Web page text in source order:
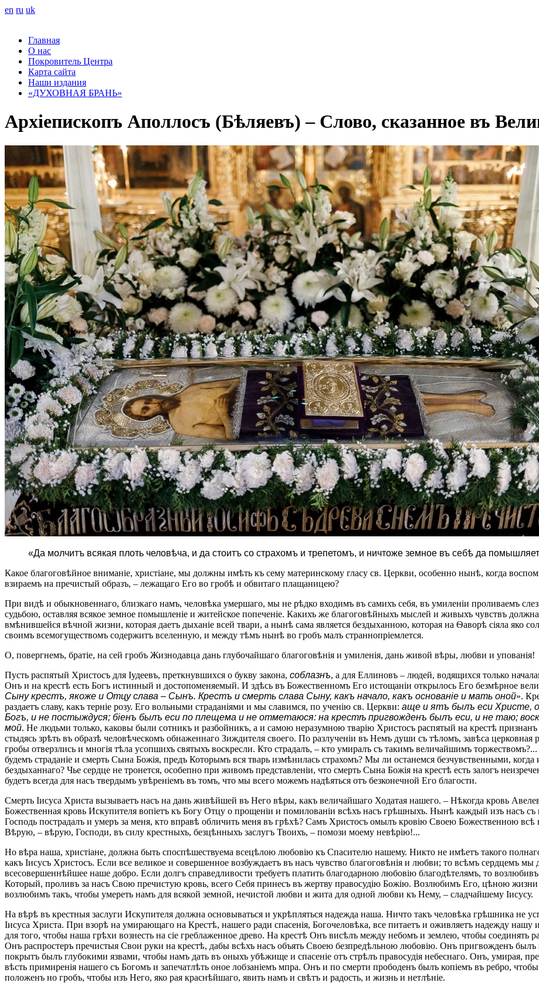
en ru uk
Главная
О нас
Покровитель Центра
Карта сайта
Наши издания
«ДУХОВНАЯ БРАНЬ»
Архіепископъ Аполлосъ (Бѣляевъ) – Слово, сказанное въ
«Да молчитъ всякая плоть человѣча, и да стоитъ со страхомъ и трепетомъ, и ничтоже земное въ себѣ да
Какое благоговѣйное вниманіе, христіане, мы должны имѣть къ сему материнскому гласу св. Церкви, особенно нынѣ, когда
взираемъ на пречистый образъ, – лежащаго Его во гробѣ и обвитаго плащаницею?
При видѣ и обыкновеннаго, близкаго намъ, человѣка умершаго, мы не рѣдко входимъ въ самихъ себя, въ умиленіи проливаемъ
судьбою, оставляя всякое земное помышленіе и житейское попеченіе. Какихъ же благоговѣйныхъ мыслей и живыхъ чувствъ
вмѣнившейся вѣчной жизни, которая даетъ дыханіе всей твари, а нынѣ сама является бездыханною, которая на Ѳаворѣ сіяла яко
своимъ всемогуществомъ содержитъ вселенную, и между тѣмъ нынѣ во гробъ малъ страннопріемлется.
О, повергнемъ, братіе, на сей гробъ Жизнодавца дань глубочайшаго благоговѣнія и умиленія, дань живой вѣры, любви и упованія!
Пусть распятый Христосъ для Іудеевъ, преткнувшихся о букву закона, соблазнъ, а для Еллиновъ – людей, водящихся только
Онъ и на крестѣ есть Богъ истинный и достопоменяемый. И здѣсь въ Божественномъ Его истощаніи открылось Его безмѣрное
Сыну крестъ, якоже и Отцу слава – Сынъ. Крестъ и смерть слава Сыну, какъ начало, какъ основаніе и мать оной».
раздаетъ славу, какъ терніе розу. Его вольными страданіями и мы славимся, по ученію св. Церкви: аще и ятъ былъ ecи Христе,
Богъ, и не постыждуся; біенъ былъ ecи по плещема и не отметаюся: на крестѣ пригвожденъ былъ ecи, и не таю;
мой. Не людьми только, каковы были сотникъ и разбойникъ, а и самою неразумною тварію Христосъ распятый на крестѣ
стыдясь зрѣть въ образѣ человѣческомъ обнаженнаго Зиждителя своего. По разлученіи въ Немъ души съ тѣломъ, завѣса церковная
гробы отверзлись и многія тѣла усопшихъ святыхъ воскресли. Кто страдалъ, – кто умиралъ съ такимъ величайшимъ
будемъ страданіе и смерть Сына Божія, предъ Которымъ вся тварь измѣнилась страхомъ? Мы ли останемся безчувственными,
бездыханнаго? Чье сердце не тронется, особепно при живомъ представленіи, что смерть Сына Божія на крестѣ есть залогъ
будетъ всегда для насъ твердымъ увѣреніемъ въ томъ, что мы всего можемъ надѣяться отъ безконечной Его благости.
Смерть Іисуса Христа вызываетъ насъ на дань живѣйшей въ Него вѣры, какъ величайшаго Ходатая нашего. – Нѣкогда кровь
Божественная кровь Искупителя вопіетъ къ Богу Отцу о прощеніи и помилованіи всѣхъ насъ грѣшныхъ. Нынѣ каждый изъ насъ
Господь пострадалъ и умеръ за меня, кто вправѣ обличить меня въ грѣхѣ? Самъ Христосъ омылъ кровію Своею Божественною всѣ
Вѣрую, – вѣрую, Господи, въ силу крестныхъ, безцѣнныхъ заслугъ Твоихъ, – помози моему невѣрію!...
Но вѣра наша, христіане, должна быть споспѣшествуема всецѣлою любовію къ Спасителю нашему. Никто не имѣетъ такого
какъ Іисусъ Христосъ. Если все великое и совершенное возбуждаетъ въ насъ чувство благоговѣнія и любви; то всѣмъ сердцемъ
всесовершеннѣйшее наше добро. Если долгъ справедливости требуетъ платить благодарною любовію благодѣтелямъ, то возлюбивъ
Который, проливъ за насъ Свою пречистую кровь, всего Себя принесъ въ жертву правосудію Божію. Возлюбимъ Его, цѣною
возлюбимъ такъ, чтобы умереть намъ для всякой земной, нечистой любви и жита для одной любви къ Нему, – сладчайшему Іисусу.
На вѣрѣ въ крестныя заслуги Искупителя должна основываться и укрѣпляться надежда наша. Ничто такъ человѣка грѣшника не
Іисуса Христа. При взорѣ на умирающаго на Крестѣ, нашего ради спасенія, Богочеловѣка, все питаетъ и оживляетъ надежду нашу
для того, чтобы наша грѣхи вознесть на сіе греблаженное древо. На крестѣ Онъ висѣлъ между небомъ и землею, чтобы соединять
Онъ распростеръ пречистыя Свои руки на крестѣ, дабы всѣхъ насъ объять Своею безпредѣльною любовію. Онъ пригвожденъ былъ
покрытъ былъ глубокими язвами, чтобы намъ дать въ оныхъ убѣжище и спасеніе отъ стрѣлъ правосудія небеснаго. Онъ, умирая,
вѣсть примиренія нашего съ Богомъ и запечатлѣть оное лобзаніемъ мпра. Онъ и по смерти прободенъ былъ копіемъ въ ребро,
положенъ но гробъ, чтобы изъ Него, яко рая краснѣйшаго, явить намъ и свѣтъ и радость, и жизнь и нетлѣніе.